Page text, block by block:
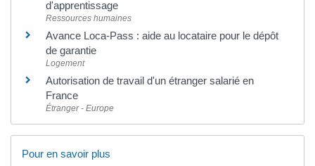
d'apprentissage
Ressources humaines
Avance Loca-Pass : aide au locataire pour le dépôt
de garantie
Logement
Autorisation de travail d'un étranger salarié en
France
Étranger - Europe
Pour en savoir plus